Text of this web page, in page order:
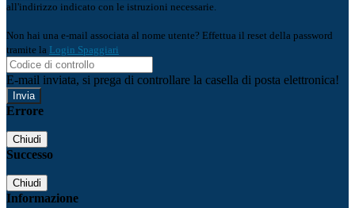
all'indirizzo indicato con le istruzioni necessarie.
Non hai una e-mail associata al nome utente? Effettua il reset della password
tramite la Login Spaggiari
E-mail inviata, si prega di controllare la casella di posta elettronica!
Errore
Chiudi
Successo
Chiudi
Informazione